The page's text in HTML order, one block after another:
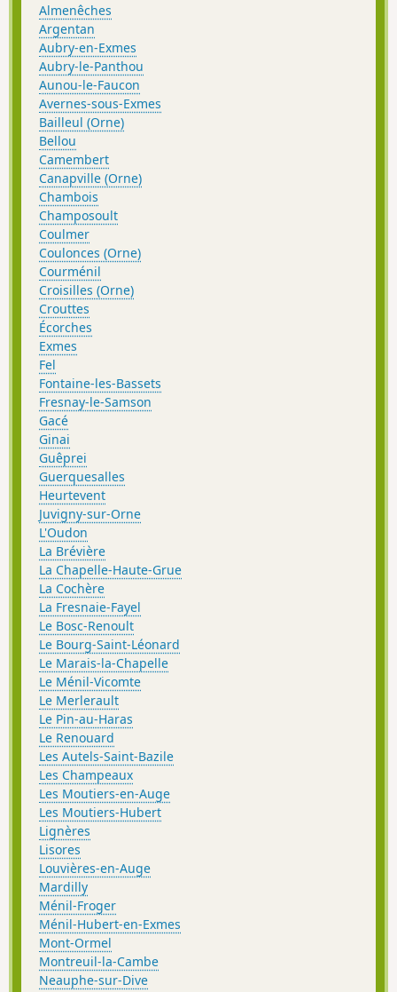
Almenêches
Argentan
Aubry-en-Exmes
Aubry-le-Panthou
Aunou-le-Faucon
Avernes-sous-Exmes
Bailleul (Orne)
Bellou
Camembert
Canapville (Orne)
Chambois
Champosoult
Coulmer
Coulonces (Orne)
Courménil
Croisilles (Orne)
Crouttes
Écorches
Exmes
Fel
Fontaine-les-Bassets
Fresnay-le-Samson
Gacé
Ginai
Guêprei
Guerquesalles
Heurtevent
Juvigny-sur-Orne
L'Oudon
La Brévière
La Chapelle-Haute-Grue
La Cochère
La Fresnaie-Fayel
Le Bosc-Renoult
Le Bourg-Saint-Léonard
Le Marais-la-Chapelle
Le Ménil-Vicomte
Le Merlerault
Le Pin-au-Haras
Le Renouard
Les Autels-Saint-Bazile
Les Champeaux
Les Moutiers-en-Auge
Les Moutiers-Hubert
Lignères
Lisores
Louvières-en-Auge
Mardilly
Ménil-Froger
Ménil-Hubert-en-Exmes
Mont-Ormel
Montreuil-la-Cambe
Neauphe-sur-Dive